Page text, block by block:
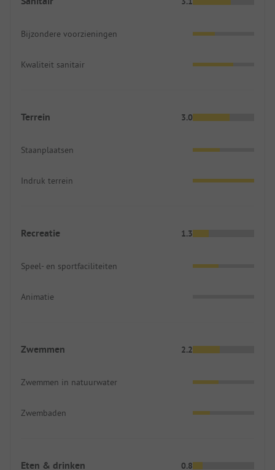
Bijzondere voorzieningen
Kwaliteit sanitair
Terrein 3.0
Staanplaatsen
Indruk terrein
Recreatie 1.3
Speel- en sportfaciliteiten
Animatie
Zwemmen 2.2
Zwemmen in natuurwater
Zwembaden
Eten & drinken 0.8